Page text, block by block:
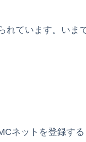
れています。いま
ネットを登録す